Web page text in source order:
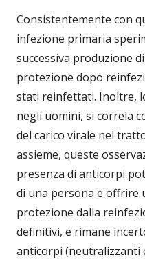
Consistentemente con
infezione primaria
successiva produzione
protezione dopo
stati reinfettati. Inoltre,
negli uomini, si correla
del carico virale nel
assieme, queste
presenza di anticorpi
di una persona e offrire
protezione dalla
definitivi, e rimane
anticorpi